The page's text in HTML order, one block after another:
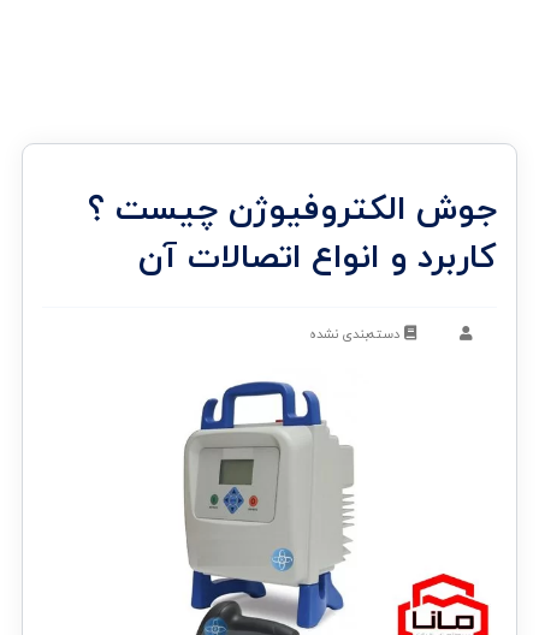
جوش الکتروفیوژن چیست ؟
کاربرد و انواع اتصالات آن
دسته‌بندی نشده